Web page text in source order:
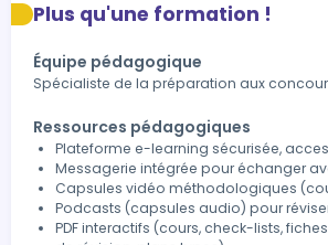
Plus qu'une formation !
Équipe pédagogique
Spécialiste de la préparation aux
Ressources pédagogiques
Plateforme e-learning sécurisée,
Messagerie intégrée pour échanger
Capsules vidéo méthodologiques
Podcasts (capsules audio) pour
PDF interactifs (cours, check-lists,